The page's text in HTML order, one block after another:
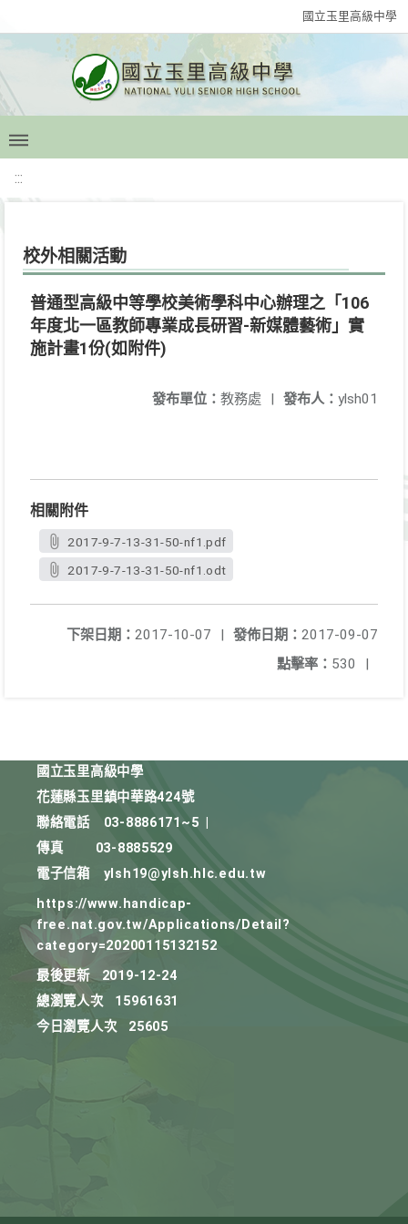
國立玉里高級中學
:::
校外相關活動
普通型高級中等學校美術學科中心辦理之「106
年度北一區教師專業成長研習-新媒體藝術」實
施計畫1份(如附件)
發布人： ylsh01
發布單位： 教務處 |
相關附件
2017-9-7-13-31-50-nf1.pdf
2017-9-7-13-31-50-nf1.odt
發佈日期： 2017-09-07
下架日期： 2017-10-07
|
點擊率： 530 |
國立玉里高級中學
花蓮縣玉里鎮中華路424號
聯絡電話
03-8886171~5
傳真
03-8885529
電子信箱
ylsh19@ylsh.hlc.edu.tw
https://www.handicap-
free.nat.gov.tw/Applications/Detail?
category=20200115132152
最後更新
2019-12-24
總瀏覽人次
15961631
今日瀏覽人次
25605